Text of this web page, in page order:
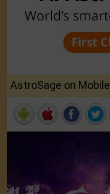
AstroSage on Mobile